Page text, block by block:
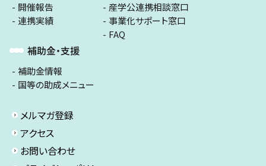
開催報告
連携実績
補助金・支援
補助金情報
国等の助成メニュー
産学公連携相談窓口
事業化サポート窓口
FAQ
メルマガ登録
アクセス
お問い合わせ